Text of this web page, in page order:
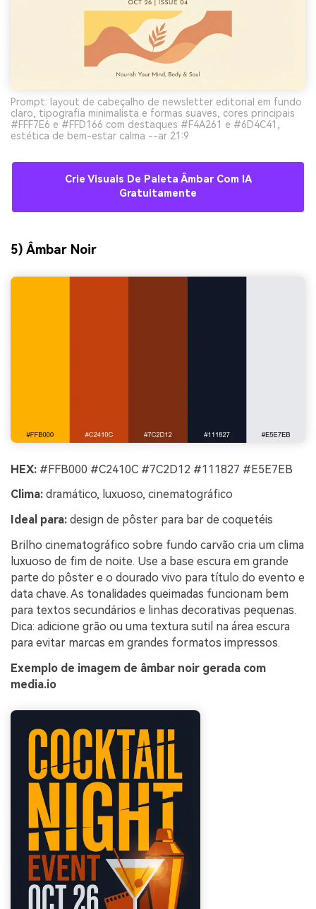
Prompt: layout de cabeçalho de newsletter editorial em fundo
claro, tipografia minimalista e formas suaves, cores principais
#FFF7E6 e #FFD166 com destaques #F4A261 e #6D4C41,
estética de bem-estar calma --ar 21:9
Crie Visuais De Paleta Âmbar Com IA
Gratuitamente
5) Âmbar Noir
HEX: #FFB000 #C2410C #7C2D12 #111827 #E5E7EB
Clima: dramático, luxuoso, cinematográfico
Ideal para: design de pôster para bar de coquetéis
Brilho cinematográfico sobre fundo carvão cria um clima
luxuoso de fim de noite. Use a base escura em grande
parte do pôster e o dourado vivo para título do evento e
data chave. As tonalidades queimadas funcionam bem
para textos secundários e linhas decorativas pequenas.
Dica: adicione grão ou uma textura sutil na área escura
para evitar marcas em grandes formatos impressos.
Exemplo de imagem de âmbar noir gerada com
media.io